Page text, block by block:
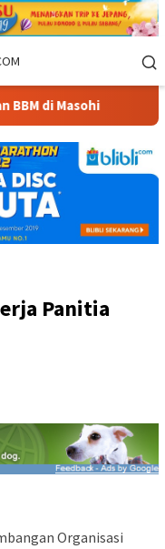
Masohi
Panitia
Organisasi